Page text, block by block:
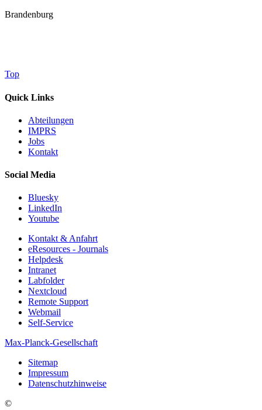
Brandenburg
Top
Quick Links
Abteilungen
IMPRS
Jobs
Kontakt
Social Media
Bluesky
LinkedIn
Youtube
Kontakt & Anfahrt
eResources - Journals
Helpdesk
Intranet
Labfolder
Nextcloud
Remote Support
Webmail
Self-Service
Max-Planck-Gesellschaft
Sitemap
Impressum
Datenschutzhinweise
©